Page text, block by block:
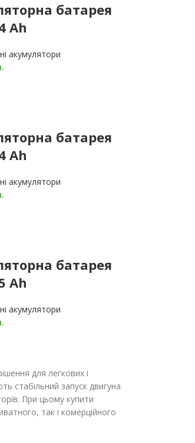
батарея
Ah
акумулятори
батарея
Ah
акумулятори
батарея
Ah
акумулятори
для легкових і
стабільний запуск двигуна
При цьому купити
так і комерційного